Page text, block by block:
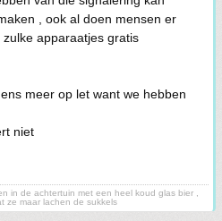
, ook al doen mensen er
apparaatjes gratis
meer op let want we hebben
niet
in de achtertuin met een heel koud glas bier ,
ze maar lachen de sukkels